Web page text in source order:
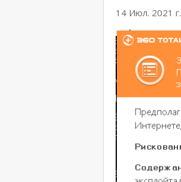
14 Июл. 2021 г.